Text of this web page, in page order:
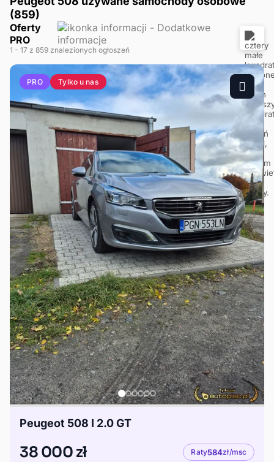
(859)
Oferty
PRO
1 - 17 z 859 znalezionych ogłoszeń
PRO Tylko u nas
Peugeot 508 I 2.0 GT
38 000 zł Raty584zł/msc